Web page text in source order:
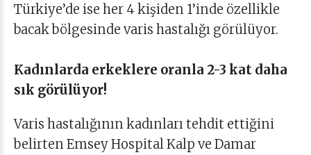
Türkiye’de ise her 4 kişiden 1’inde özellikle
bacak bölgesinde varis hastalığı görülüyor.
Kadınlarda erkeklere oranla 2-3 kat daha
sık görülüyor!
Varis hastalığının kadınları tehdit ettiğini
belirten Emsey Hospital Kalp ve Damar